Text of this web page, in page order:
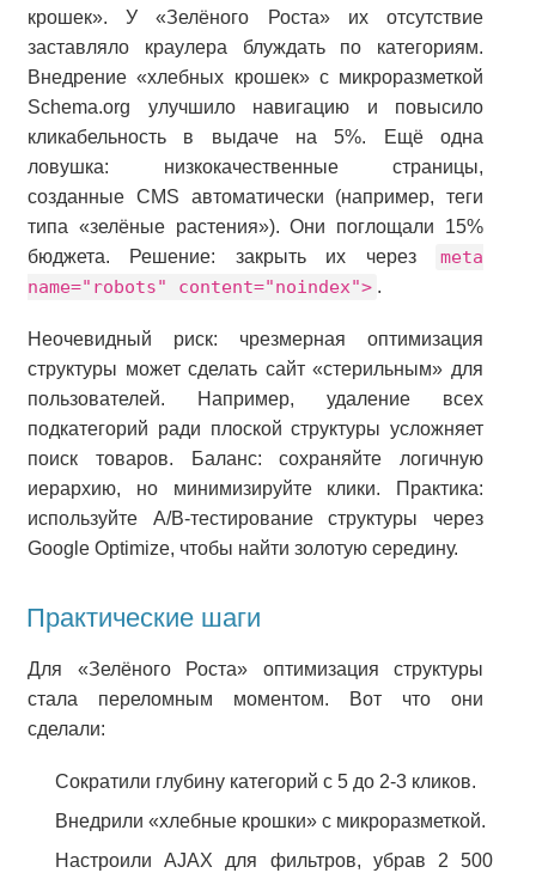
крошек». У «Зелёного Роста» их отсутствие
заставляло краулера блуждать по категориям.
Внедрение «хлебных крошек» с микроразметкой
Schema.org улучшило навигацию и повысило
кликабельность в выдаче на 5%. Ещё одна
ловушка: низкокачественные страницы,
созданные CMS автоматически (например, теги
типа «зелёные растения»). Они поглощали 15%
бюджета. Решение: закрыть их через
meta
name="robots" content="noindex"> .
Неочевидный риск: чрезмерная оптимизация
структуры может сделать сайт «стерильным» для
пользователей. Например, удаление всех
подкатегорий ради плоской структуры усложняет
поиск товаров. Баланс: сохраняйте логичную
иерархию, но минимизируйте клики. Практика:
используйте A/B-тестирование структуры через
Google Optimize, чтобы найти золотую середину.
Практические шаги
Для «Зелёного Роста» оптимизация структуры
стала переломным моментом. Вот что они
сделали:
Сократили глубину категорий с 5 до 2-3 кликов.
Внедрили «хлебные крошки» с микроразметкой.
Настроили AJAX для фильтров, убрав 2 500